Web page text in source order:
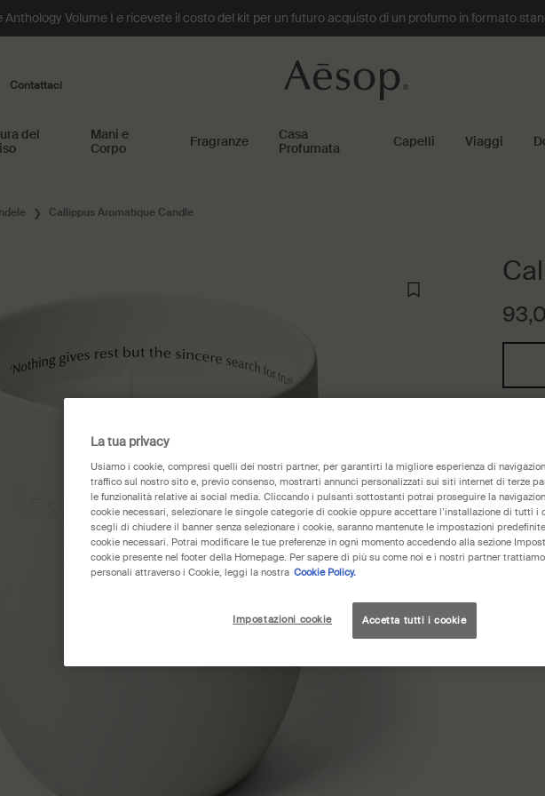
Volume I e ricevete il costo del kit per un futuro acquisto di un profumo in formato
Contattaci
del
Mani e
Corpo
Fragranze
Casa
Profumata
Capelli Viaggi
Callippus Aromatique Candle
La tua privacy
Usiamo i cookie, compresi quelli dei nostri partner, per garantirti la migliore esperienza di
traffico sul nostro sito e, previo consenso, mostrarti annunci personalizzati sui siti internet di terze
le funzionalità relative ai social media. Cliccando i pulsanti sottostanti potrai proseguire la
cookie necessari, selezionare le singole categorie di cookie oppure accettare l’installazione di tutti i
scegli di chiudere il banner senza selezionare i cookie, saranno mantenute le impostazioni
cookie necessari. Potrai modificare le tue preferenze in ogni momento accedendo alla sezione
cookie presente nel footer della Homepage. Per sapere di più su come noi e i nostri partner
personali attraverso i Cookie, leggi la nostra Cookie Policy.
Impostazioni cookie Accetta tutti i cookie